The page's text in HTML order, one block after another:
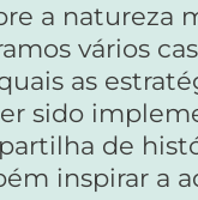
a natureza
vários
as
sido
de
inspirar a